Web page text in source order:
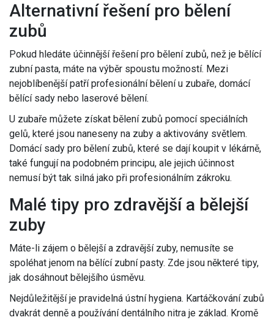
Alternativní řešení pro bělení
zubů
Pokud hledáte účinnější řešení pro bělení zubů, než je bělící
zubní pasta, máte na výběr spoustu možností. Mezi
nejoblíbenější patří profesionální bělení u zubaře, domácí
bělící sady nebo laserové bělení.
U zubaře můžete získat bělení zubů pomocí speciálních
gelů, které jsou naneseny na zuby a aktivovány světlem.
Domácí sady pro bělení zubů, které se dají koupit v lékárně,
také fungují na podobném principu, ale jejich účinnost
nemusí být tak silná jako při profesionálním zákroku.
Malé tipy pro zdravější a bělejší
zuby
Máte-li zájem o bělejší a zdravější zuby, nemusíte se
spoléhat jenom na bělící zubní pasty. Zde jsou některé tipy,
jak dosáhnout bělejšího úsměvu.
Nejdůležitější je pravidelná ústní hygiena. Kartáčkování zubů
dvakrát denně a používání dentálního nitra je základ. Kromě